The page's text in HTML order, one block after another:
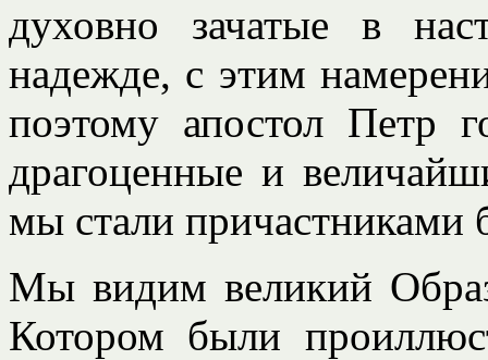
духовно зачатые в
надежде, с этим
поэтому апостол Петр
драгоценные и
мы стали
Мы видим великий
Котором были